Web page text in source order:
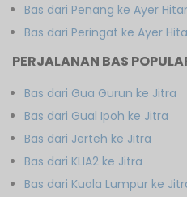
Bas dari Penang ke Ayer
Bas dari Peringat ke Ayer
PERJALANAN BAS
Bas dari Gua Gurun ke Jitra
Bas dari Gual Ipoh ke Jitra
Bas dari Jerteh ke Jitra
Bas dari KLIA2 ke Jitra
Bas dari Kuala Lumpur ke